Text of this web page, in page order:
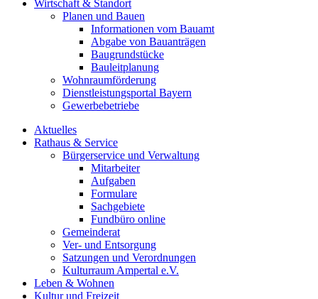
Wirtschaft & Standort
Planen und Bauen
Informationen vom Bauamt
Abgabe von Bauanträgen
Baugrundstücke
Bauleitplanung
Wohnraumförderung
Dienstleistungsportal Bayern
Gewerbebetriebe
Aktuelles
Rathaus & Service
Bürgerservice und Verwaltung
Mitarbeiter
Aufgaben
Formulare
Sachgebiete
Fundbüro online
Gemeinderat
Ver- und Entsorgung
Satzungen und Verordnungen
Kulturraum Ampertal e.V.
Leben & Wohnen
Kultur und Freizeit